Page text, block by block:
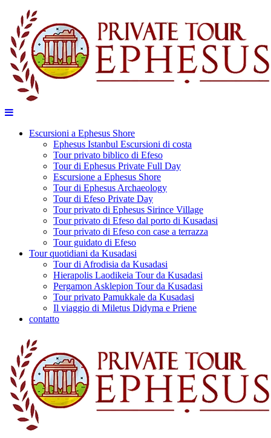
Escursioni a Ephesus Shore
Ephesus Istanbul Escursioni di costa
Tour privato biblico di Efeso
Tour di Ephesus Private Full Day
Escursione a Ephesus Shore
Tour di Ephesus Archaeology
Tour di Efeso Private Day
Tour privato di Ephesus Sirince Village
Tour privato di Efeso dal porto di Kusadasi
Tour privato di Efeso con case a terrazza
Tour guidato di Efeso
Tour quotidiani da Kusadasi
Tour di Afrodisia da Kusadasi
Hierapolis Laodikeia Tour da Kusadasi
Pergamon Asklepion Tour da Kusadasi
Tour privato Pamukkale da Kusadasi
Il viaggio di Miletus Didyma e Priene
contatto